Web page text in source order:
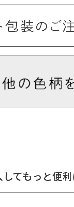
。背負いやすいリュッ
）をヒントに作った
ルも楽々入るので、
てもっと便利